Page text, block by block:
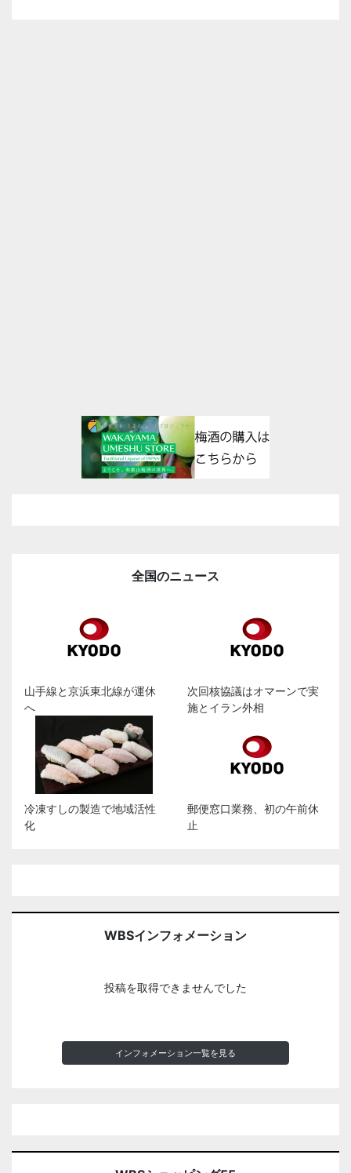
全国のニュース
山手線と京浜東北線が運休
へ
次回核協議はオマーンで実
施とイラン外相
冷凍すしの製造で地域活性
化
郵便窓口業務、初の午前休
止
WBSインフォメーション
投稿を取得できませんでした
インフォメーション一覧を見る